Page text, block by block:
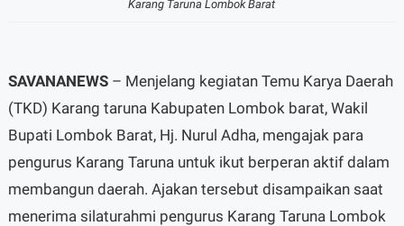
Karang Taruna Lombok Barat
SAVANANEWS– Menjelang kegiatan Temu Karya Daerah
(TKD) Karang taruna Kabupaten Lombok barat, Wakil
Bupati Lombok Barat, Hj. Nurul Adha, mengajak para
pengurus Karang Taruna untuk ikut berperan aktif dalam
membangun daerah. Ajakan tersebut disampaikan saat
menerima silaturahmi pengurus Karang Taruna Lombok